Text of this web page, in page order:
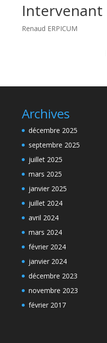
Intervenant
Renaud ERPICUM
Archives
décembre 2025
septembre 2025
juillet 2025
mars 2025
janvier 2025
juillet 2024
avril 2024
mars 2024
février 2024
janvier 2024
décembre 2023
novembre 2023
février 2017